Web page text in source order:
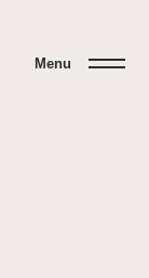
Menu